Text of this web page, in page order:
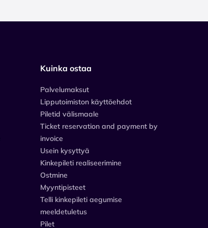
Kuinka ostaa
Palvelumaksut
Lipputoimiston käyttöehdot
Piletid välismaale
Ticket reservation and payment by
invoice
Usein kysyttyä
Kinkepileti realiseerimine
Ostmine
Myyntipisteet
Telli kinkepileti aegumise
meeldetuletus
Pilet